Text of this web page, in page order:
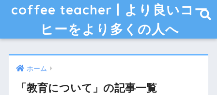
coffee teacher | より良いコー
ヒーをより多くの人へ
ホーム
「教育について」の記事一覧